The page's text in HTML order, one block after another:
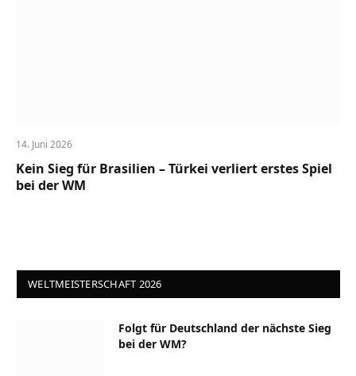
14. Juni 2026
Kein Sieg für Brasilien – Türkei verliert erstes Spiel
bei der WM
WELTMEISTERSCHAFT 2026
Folgt für Deutschland der nächste Sieg
bei der WM?